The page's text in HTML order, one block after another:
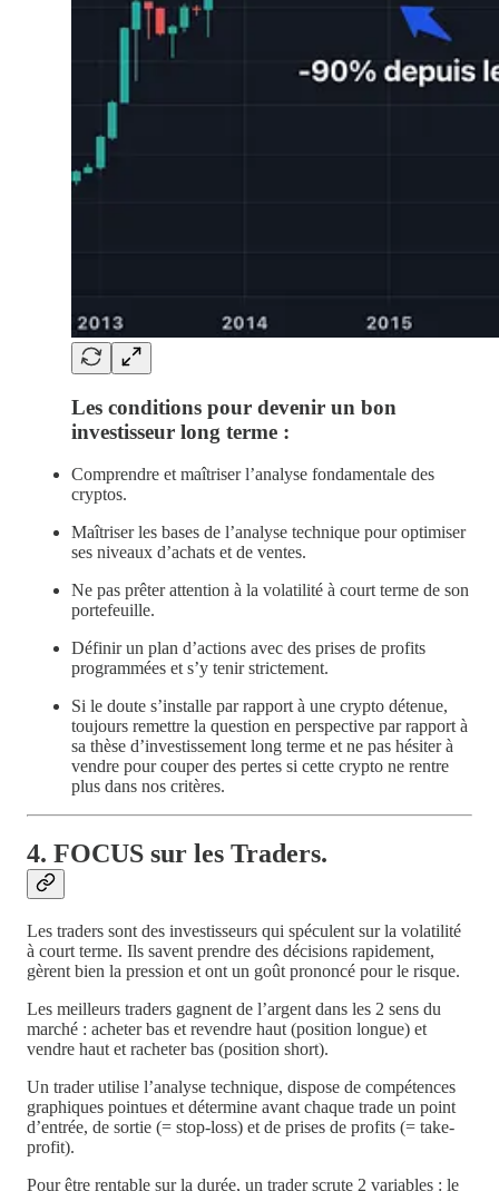
Les conditions pour devenir un bon
investisseur long terme :
Comprendre et maîtriser l’analyse fondamentale des
cryptos.
Maîtriser les bases de l’analyse technique pour optimiser
ses niveaux d’achats et de ventes.
Ne pas prêter attention à la volatilité à court terme de son
portefeuille.
Définir un plan d’actions avec des prises de profits
programmées et s’y tenir strictement.
Si le doute s’installe par rapport à une crypto détenue,
toujours remettre la question en perspective par rapport à
sa thèse d’investissement long terme et ne pas hésiter à
vendre pour couper des pertes si cette crypto ne rentre
plus dans nos critères.
4. FOCUS sur les Traders.
Les traders sont des investisseurs qui spéculent sur la volatilité
à court terme. Ils savent prendre des décisions rapidement,
gèrent bien la pression et ont un goût prononcé pour le risque.
Les meilleurs traders gagnent de l’argent dans les 2 sens du
marché : acheter bas et revendre haut (position longue) et
vendre haut et racheter bas (position short).
Un trader utilise l’analyse technique, dispose de compétences
graphiques pointues et détermine avant chaque trade un point
d’entrée, de sortie (= stop-loss) et de prises de profits (= take-
profit).
Pour être rentable sur la durée, un trader scrute 2 variables : le